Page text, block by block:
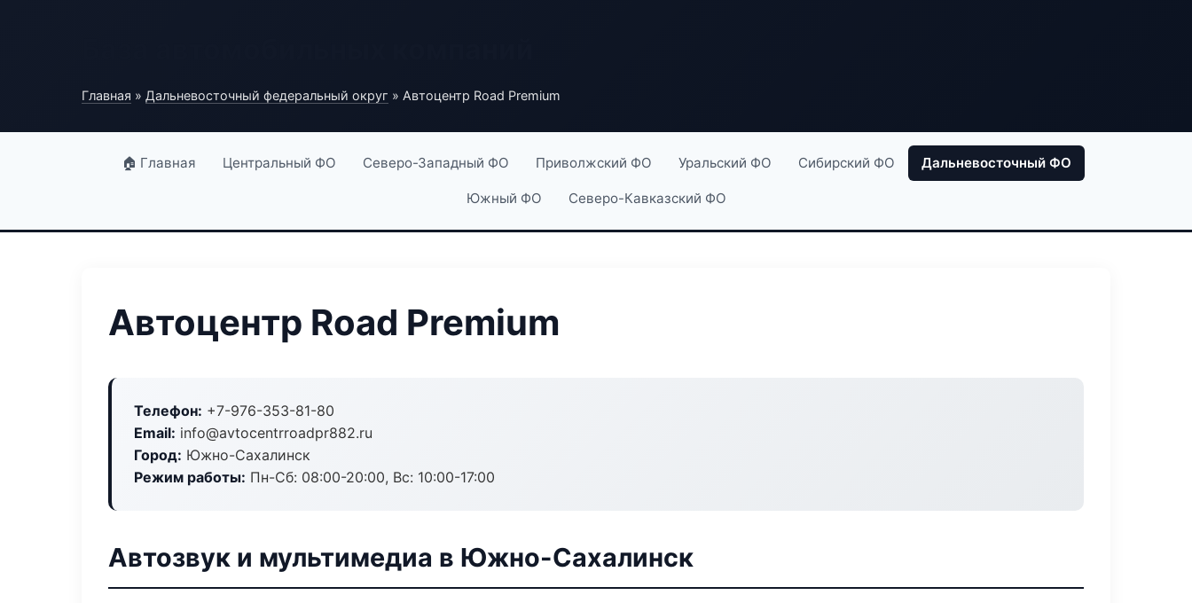
Главная » Дальневосточный федеральный округ » Автоцентр Road Premium
🏠 Главная Центральный ФО Северо-Западный ФО Приволжский ФО Уральский ФО Сибирский ФО Дальневосточный ФО
Южный ФО Северо-Кавказский ФО
Автоцентр Road Premium
Телефон: +7-976-353-81-80
Email: info@avtocentrroadpr882.ru
Город: Южно-Сахалинск
Режим работы: Пн-Сб: 08:00-20:00, Вс: 10:00-17:00
Автозвук и мультимедиа в Южно-Сахалинск